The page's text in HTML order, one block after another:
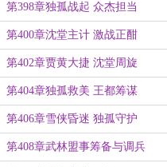
第398章独孤战起 众杰担当
第400章沈堂主计 激战正酣
第402章贾黄大捷 沈堂周旋
第404章独孤救美 王都筹谋
第406章雪侠昏迷 独孤守护
第408章武林盟事筹备与调兵